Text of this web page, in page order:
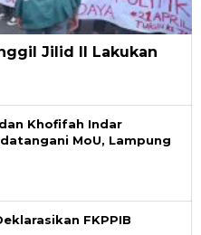
Jilid II Lakukan
Khofifah Indar
MoU, Lampung
FKPPIB